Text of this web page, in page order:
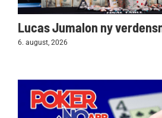
Lucas Jumalon ny
6. august, 2026